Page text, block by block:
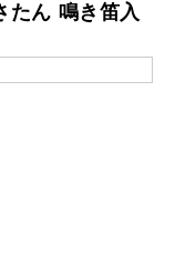
たん 鳴き笛入